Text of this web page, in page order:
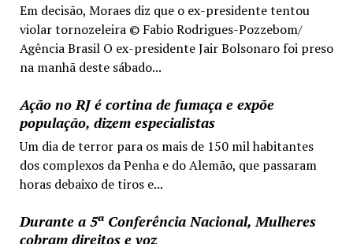
Em decisão, Moraes diz que o ex-presidente tentou
violar tornozeleira © Fabio Rodrigues-Pozzebom/
Agência Brasil O ex-presidente Jair Bolsonaro foi preso
na manhã deste sábado...
Ação no RJ é cortina de fumaça e expõe
população, dizem especialistas
Um dia de terror para os mais de 150 mil habitantes
dos complexos da Penha e do Alemão, que passaram
horas debaixo de tiros e...
Durante a 5ª Conferência Nacional, Mulheres
cobram direitos e voz